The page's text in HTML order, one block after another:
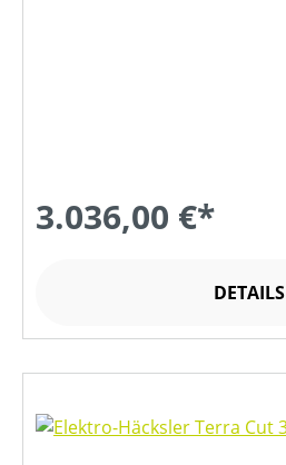
3.036,00 €*
DETAILS